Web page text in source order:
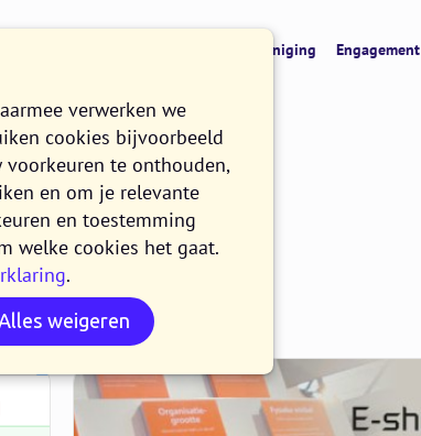
verwerken we
cookies bijvoorbeeld
te onthouden,
en om je relevante
en toestemming
welke cookies het gaat.
.
weigeren
Digitale vereniging Engagement